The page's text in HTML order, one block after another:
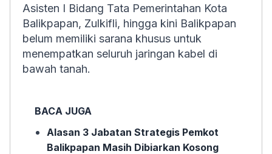
Asisten I Bidang Tata Pemerintahan Kota
Balikpapan, Zulkifli, hingga kini Balikpapan
belum memiliki sarana khusus untuk
menempatkan seluruh jaringan kabel di
bawah tanah.
BACA JUGA
Alasan 3 Jabatan Strategis Pemkot
Balikpapan Masih Dibiarkan Kosong